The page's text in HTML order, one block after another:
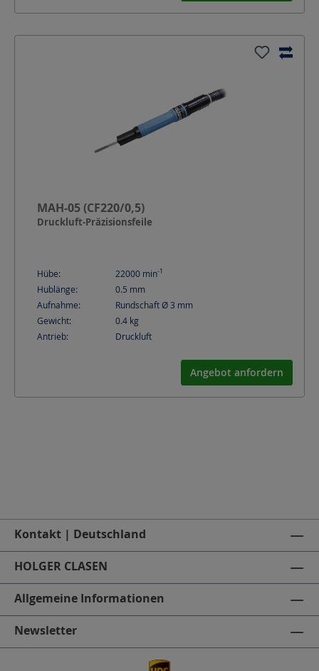
MAH-05 (CF220/0,5)
Druckluft-Präzisionsfeile
Hübe: 22000 min-1
Hublänge: 0.5 mm
Aufnahme:
Rundschaft Ø 3 mm
Gewicht:
0.4 kg
Antrieb:
Druckluft
Angebot anfordern
Kontakt | Deutschland
HOLGER CLASEN
Allgemeine Informationen
Newsletter